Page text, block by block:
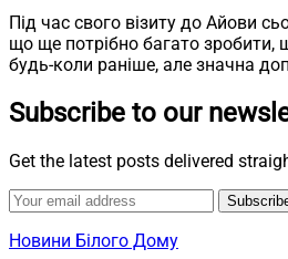
Під час свого візиту до Айови
що ще потрібно багато зробити,
будь-коли раніше, але значна
Subscribe to our
Get the latest posts delivered
Новини Білого Дому